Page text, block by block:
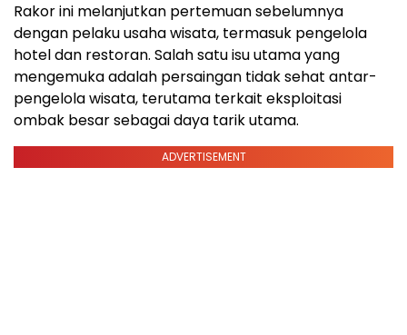
Rakor ini melanjutkan pertemuan sebelumnya
dengan pelaku usaha wisata, termasuk pengelola
hotel dan restoran. Salah satu isu utama yang
mengemuka adalah persaingan tidak sehat antar-
pengelola wisata, terutama terkait eksploitasi
ombak besar sebagai daya tarik utama.
ADVERTISEMENT